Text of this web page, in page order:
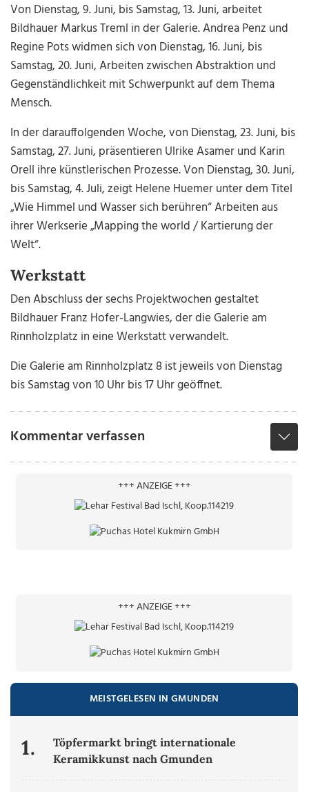
Von Dienstag, 9. Juni, bis Samstag, 13. Juni, arbeitet
Bildhauer Markus Treml in der Galerie. Andrea Penz und
Regine Pots widmen sich von Dienstag, 16. Juni, bis
Samstag, 20. Juni, Arbeiten zwischen Abstraktion und
Gegenständlichkeit mit Schwerpunkt auf dem Thema
Mensch.
In der darauffolgenden Woche, von Dienstag, 23. Juni, bis
Samstag, 27. Juni, präsentieren Ulrike Asamer und Karin
Orell ihre künstlerischen Prozesse. Von Dienstag, 30. Juni,
bis Samstag, 4. Juli, zeigt Helene Huemer unter dem Titel
„Wie Himmel und Wasser sich berühren“ Arbeiten aus
ihrer Werkserie „Mapping the world / Kartierung der
Welt“.
Werkstatt
Den Abschluss der sechs Projektwochen gestaltet
Bildhauer Franz Hofer-Langwies, der die Galerie am
Rinnholzplatz in eine Werkstatt verwandelt.
Die Galerie am Rinnholzplatz 8 ist jeweils von Dienstag
bis Samstag von 10 Uhr bis 17 Uhr geöffnet.
Kommentar verfassen
+++ ANZEIGE +++
+++ ANZEIGE +++
MEISTGELESEN IN GMUNDEN
1.
Töpfermarkt bringt internationale
Keramikkunst nach Gmunden